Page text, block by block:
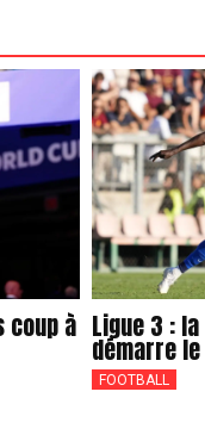
coup à Ligue 3 :
démarre
FOOTBALL